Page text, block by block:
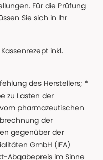
Für die Prüfung
Sie sich in Ihr
inkl.
des Herstellers; *
zu Lasten der
pharmazeutischen
der
gegenüber der
GmbH (IFA)
Abgabepreis im Sinne